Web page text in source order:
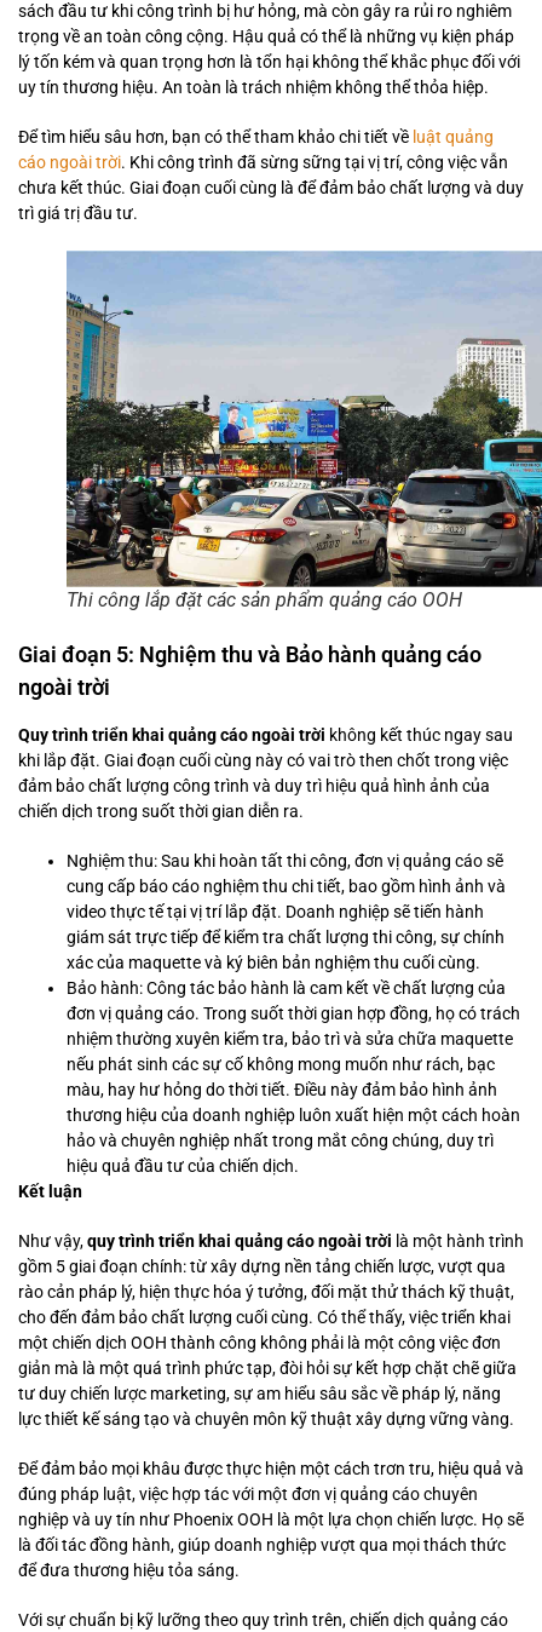
sách đầu tư khi công trình bị hư hỏng, mà còn gây ra rủi ro nghiêm
trọng về an toàn công cộng. Hậu quả có thể là những vụ kiện pháp
lý tốn kém và quan trọng hơn là tổn hại không thể khắc phục đối với
uy tín thương hiệu. An toàn là trách nhiệm không thể thỏa hiệp.
Để tìm hiểu sâu hơn, bạn có thể tham khảo chi tiết về luật quảng
cáo ngoài trời. Khi công trình đã sừng sững tại vị trí, công việc vẫn
chưa kết thúc. Giai đoạn cuối cùng là để đảm bảo chất lượng và duy
trì giá trị đầu tư.
Thi công lắp đặt các sản phẩm quảng cáo OOH
Giai đoạn 5: Nghiệm thu và Bảo hành quảng cáo
ngoài trời
Quy trình triển khai quảng cáo ngoài trời không kết thúc ngay sau
khi lắp đặt. Giai đoạn cuối cùng này có vai trò then chốt trong việc
đảm bảo chất lượng công trình và duy trì hiệu quả hình ảnh của
chiến dịch trong suốt thời gian diễn ra.
Nghiệm thu: Sau khi hoàn tất thi công, đơn vị quảng cáo sẽ
cung cấp báo cáo nghiệm thu chi tiết, bao gồm hình ảnh và
video thực tế tại vị trí lắp đặt. Doanh nghiệp sẽ tiến hành
giám sát trực tiếp để kiểm tra chất lượng thi công, sự chính
xác của maquette và ký biên bản nghiệm thu cuối cùng.
Bảo hành: Công tác bảo hành là cam kết về chất lượng của
đơn vị quảng cáo. Trong suốt thời gian hợp đồng, họ có trách
nhiệm thường xuyên kiểm tra, bảo trì và sửa chữa maquette
nếu phát sinh các sự cố không mong muốn như rách, bạc
màu, hay hư hỏng do thời tiết. Điều này đảm bảo hình ảnh
thương hiệu của doanh nghiệp luôn xuất hiện một cách hoàn
hảo và chuyên nghiệp nhất trong mắt công chúng, duy trì
hiệu quả đầu tư của chiến dịch.
Kết luận
Như vậy,quy trình triển khai quảng cáo ngoài trời là một hành trình
gồm 5 giai đoạn chính: từ xây dựng nền tảng chiến lược, vượt qua
rào cản pháp lý, hiện thực hóa ý tưởng, đối mặt thử thách kỹ thuật,
cho đến đảm bảo chất lượng cuối cùng. Có thể thấy, việc triển khai
một chiến dịch OOH thành công không phải là một công việc đơn
giản mà là một quá trình phức tạp, đòi hỏi sự kết hợp chặt chẽ giữa
tư duy chiến lược marketing, sự am hiểu sâu sắc về pháp lý, năng
lực thiết kế sáng tạo và chuyên môn kỹ thuật xây dựng vững vàng.
Để đảm bảo mọi khâu được thực hiện một cách trơn tru, hiệu quả và
đúng pháp luật, việc hợp tác với một đơn vị quảng cáo chuyên
nghiệp và uy tín như Phoenix OOH là một lựa chọn chiến lược. Họ sẽ
là đối tác đồng hành, giúp doanh nghiệp vượt qua mọi thách thức
để đưa thương hiệu tỏa sáng.
Với sự chuẩn bị kỹ lưỡng theo quy trình trên, chiến dịch quảng cáo